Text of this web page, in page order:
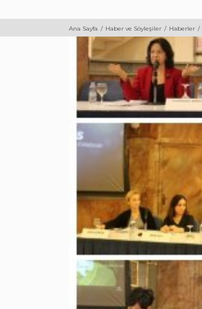
Ana Sayfa Haber ve Söyleşiler Haberler